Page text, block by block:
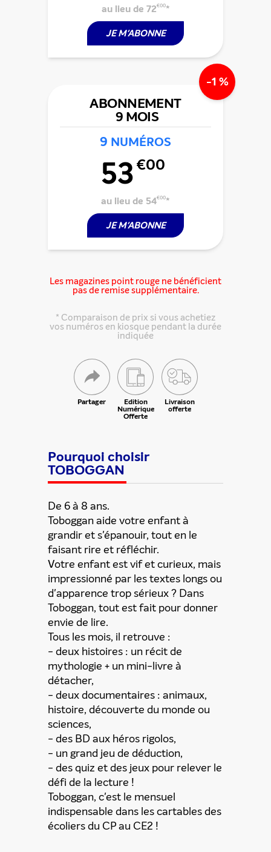
au lieu de 72€00*
JE M'ABONNE
-1 %
ABONNEMENT
9 MOIS
9 NUMÉROS
53€00
au lieu de 54€00*
JE M'ABONNE
Les magazines point rouge ne bénéficient
pas de remise supplémentaire.
* Comparaison de prix si vous achetiez
vos numéros en kiosque pendant la durée
indiquée
Partager Edition
Numérique
Offerte
Livraison
offerte
ENVOYER
En partageant du contenu, vous acceptez que ces
informations soient traitées par ADLPartner (groupe
Dékuple), responsable de traitement, pour donner suite à
votre demande de recommandation auprès de votre ami.
Vous certifiez également ne pas envoyer d’email indésirable.
Votre adresse email et celle de votre ami ne sont utilisées que
pour cet envoi à la suite duquel elles seront
automatiquement supprimées. Pour en savoir plus, consultez
notre rubrique "Données personnelles
Pourquoi choisir
TOBOGGAN
De 6 à 8 ans.
Toboggan aide votre enfant à
grandir et s'épanouir, tout en le
faisant rire et réfléchir.
Votre enfant est vif et curieux, mais
impressionné par les textes longs ou
d'apparence trop sérieux ? Dans
Toboggan, tout est fait pour donner
envie de lire.
Tous les mois, il retrouve :
- deux histoires : un récit de
mythologie + un mini-livre à
détacher,
- deux documentaires : animaux,
histoire, découverte du monde ou
sciences,
- des BD aux héros rigolos,
- un grand jeu de déduction,
- des quiz et des jeux pour relever le
défi de la lecture !
Toboggan, c'est le mensuel
indispensable dans les cartables des
écoliers du CP au CE2 !